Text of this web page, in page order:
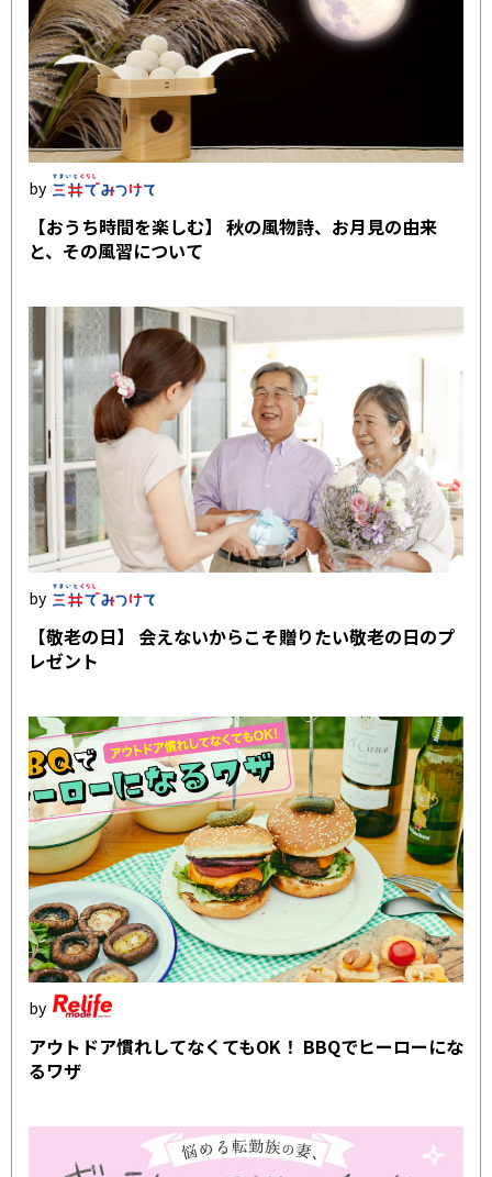
【おうち時間を楽しむ】 秋の風物詩、お月見の由来
と、その風習について
【敬老の日】 会えないからこそ贈りたい敬老の日のプ
レゼント
アウトドア慣れしてなくてもOK！ BBQでヒーローにな
るワザ